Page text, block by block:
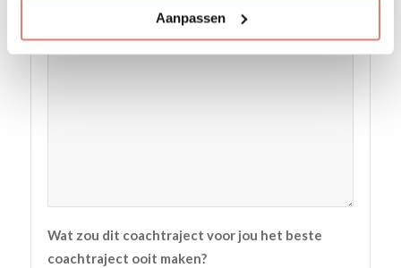
Aanpassen
Welke verwachtingen heb je van de coach?
Wat zou dit coachtraject voor jou het beste
coachtraject ooit maken?